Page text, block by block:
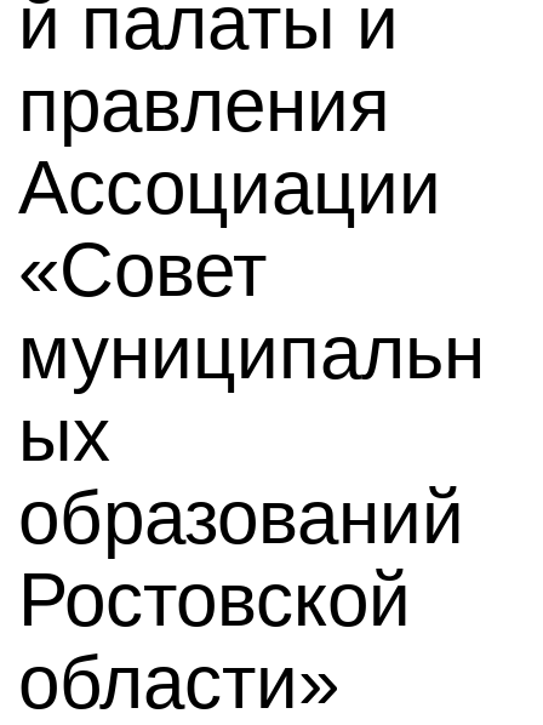
й палаты и
правления
Ассоциации
«Совет
муниципальн
ых
образований
Ростовской
области»